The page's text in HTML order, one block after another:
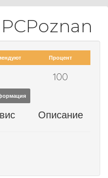
Процент
100
Описание